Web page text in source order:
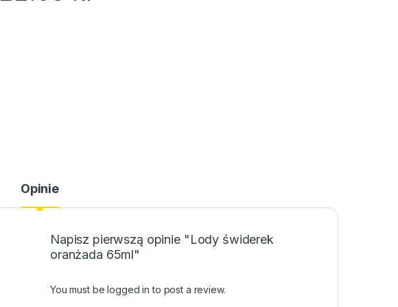
Opinie
Napisz pierwszą opinie "Lody świderek
oranżada 65ml"
You must belogged in to post a review.